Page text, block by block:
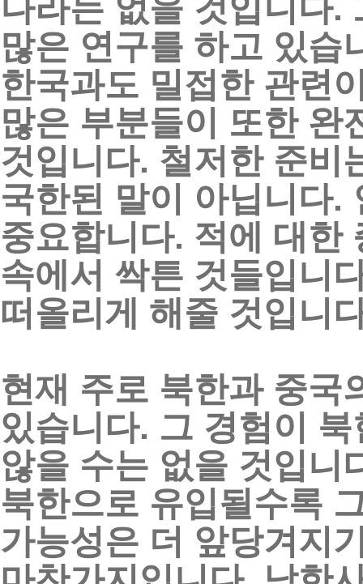
나라는 없을 것입니다.
많은 연구를 하고 있습
한국과도 밀접한 관련
많은 부분들이 또한 완
것입니다. 철저한 준비
국한된 말이 아닙니다.
중요합니다. 적에 대한
속에서 싹튼 것들입니
떠올리게 해줄 것입니
현재 주로 북한과 중국
있습니다. 그 경험이 북
않을 수는 없을 것입니
북한으로 유입될수록
가능성은 더 앞당겨지